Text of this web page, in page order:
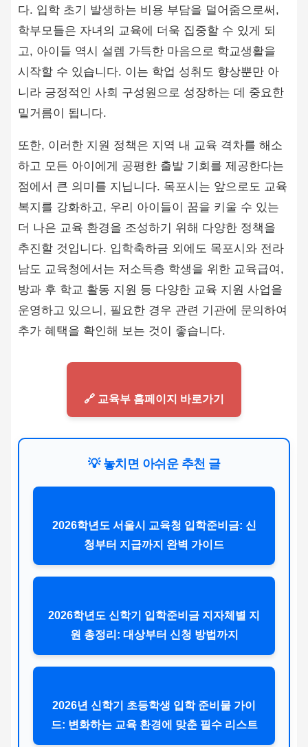
다. 입학 초기 발생하는 비용 부담을 덜어줌으로써,
학부모들은 자녀의 교육에 더욱 집중할 수 있게 되
고, 아이들 역시 설렘 가득한 마음으로 학교생활을
시작할 수 있습니다. 이는 학업 성취도 향상뿐만 아
니라 긍정적인 사회 구성원으로 성장하는 데 중요한
밑거름이 됩니다.
또한, 이러한 지원 정책은 지역 내 교육 격차를 해소
하고 모든 아이에게 공평한 출발 기회를 제공한다는
점에서 큰 의미를 지닙니다. 목포시는 앞으로도 교육
복지를 강화하고, 우리 아이들이 꿈을 키울 수 있는
더 나은 교육 환경을 조성하기 위해 다양한 정책을
추진할 것입니다. 입학축하금 외에도 목포시와 전라
남도 교육청에서는 저소득층 학생을 위한 교육급여,
방과 후 학교 활동 지원 등 다양한 교육 지원 사업을
운영하고 있으니, 필요한 경우 관련 기관에 문의하여
추가 혜택을 확인해 보는 것이 좋습니다.
🔗 교육부 홈페이지 바로가기
💡 놓치면 아쉬운 추천 글
2026학년도 서울시 교육청 입학준비금: 신
청부터 지급까지 완벽 가이드
2026학년도 신학기 입학준비금 지자체별 지
원 총정리: 대상부터 신청 방법까지
2026년 신학기 초등학생 입학 준비물 가이
드: 변화하는 교육 환경에 맞춘 필수 리스트